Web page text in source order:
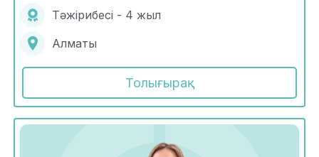
Тәжірибесі - 4 жыл
Алматы
Толығырақ